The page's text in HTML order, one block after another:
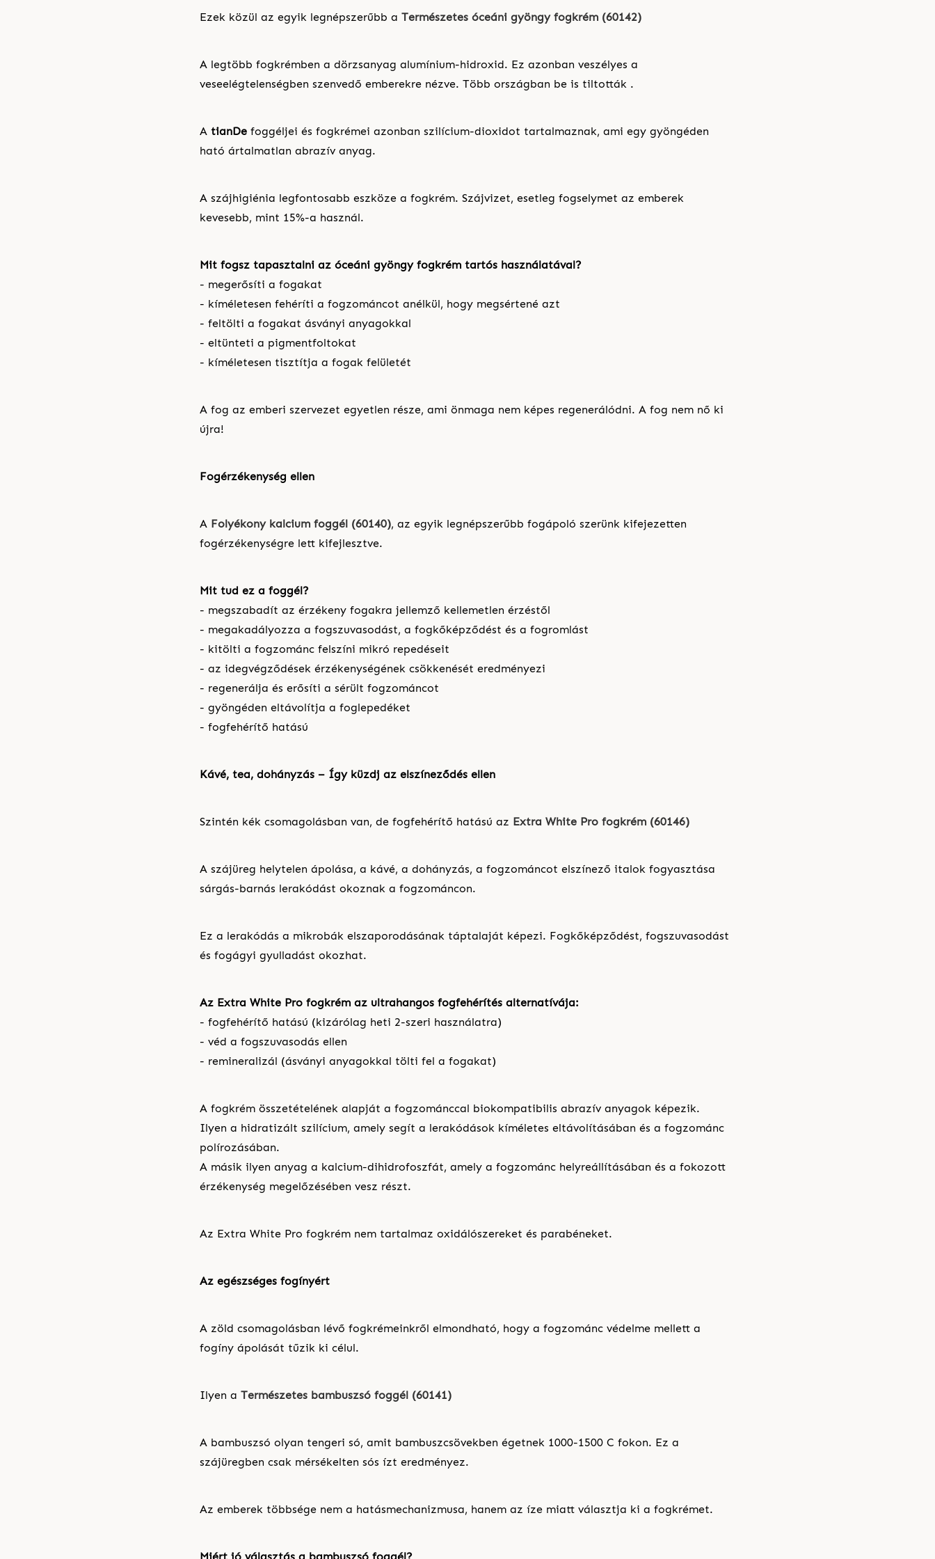
Ezek közül az egyik legnépszerűbb a Természetes óceáni gyöngy fogkrém (60142)
A legtöbb fogkrémben a dörzsanyag alumínium-hidroxid. Ez azonban veszélyes a
veseelégtelenségben szenvedő emberekre nézve. Több országban be is tiltották .
A tianDe foggéljei és fogkrémei azonban szilícium-dioxidot tartalmaznak, ami egy gyöngéden
ható ártalmatlan abrazív anyag.
A szájhigiénia legfontosabb eszköze a fogkrém. Szájvizet, esetleg fogselymet az emberek
kevesebb, mint 15%-a használ.
Mit fogsz tapasztalni az óceáni gyöngy fogkrém tartós használatával?
- megerősíti a fogakat
- kíméletesen fehéríti a fogzománcot anélkül, hogy megsértené azt
- feltölti a fogakat ásványi anyagokkal
- eltünteti a pigmentfoltokat
- kíméletesen tisztítja a fogak felületét
A fog az emberi szervezet egyetlen része, ami önmaga nem képes regenerálódni. A fog nem nő ki
újra!
Fogérzékenység ellen
A Folyékony kalcium foggél (60140), az egyik legnépszerűbb fogápoló szerünk kifejezetten
fogérzékenységre lett kifejlesztve.
Mit tud ez a foggél?
- megszabadít az érzékeny fogakra jellemző kellemetlen érzéstől
- megakadályozza a fogszuvasodást, a fogkőképződést és a fogromlást
- kitölti a fogzománc felszíni mikró repedéseit
- az idegvégződések érzékenységének csökkenését eredményezi
- regenerálja és erősíti a sérült fogzománcot
- gyöngéden eltávolítja a foglepedéket
- fogfehérítő hatású
Kávé, tea, dohányzás – Így küzdj az elszíneződés ellen
Szintén kék csomagolásban van, de fogfehérítő hatású az Extra White Pro fogkrém (60146)
A szájüreg helytelen ápolása, a kávé, a dohányzás, a fogzománcot elszínező italok fogyasztása
sárgás-barnás lerakódást okoznak a fogzománcon.
Ez a lerakódás a mikrobák elszaporodásának táptalaját képezi. Fogkőképződést, fogszuvasodást
és fogágyi gyulladást okozhat.
Az Extra White Pro fogkrém az ultrahangos fogfehérítés alternatívája:
- fogfehérítő hatású (kizárólag heti 2-szeri használatra)
- véd a fogszuvasodás ellen
- remineralizál (ásványi anyagokkal tölti fel a fogakat)
A fogkrém összetételének alapját a fogzománccal biokompatibilis abrazív anyagok képezik.
Ilyen a hidratizált szilícium, amely segít a lerakódások kíméletes eltávolításában és a fogzománc
polírozásában.
A másik ilyen anyag a kalcium-dihidrofoszfát, amely a fogzománc helyreállításában és a fokozott
érzékenység megelőzésében vesz részt.
Az Extra White Pro fogkrém nem tartalmaz oxidálószereket és parabéneket.
Az egészséges fogínyért
A zöld csomagolásban lévő fogkrémeinkről elmondható, hogy a fogzománc védelme mellett a
fogíny ápolását tűzik ki célul.
Ilyen a Természetes bambuszsó foggél (60141)
A bambuszsó olyan tengeri só, amit bambuszcsövekben égetnek 1000-1500 C fokon. Ez a
szájüregben csak mérsékelten sós ízt eredményez.
Az emberek többsége nem a hatásmechanizmusa, hanem az íze miatt választja ki a fogkrémet.